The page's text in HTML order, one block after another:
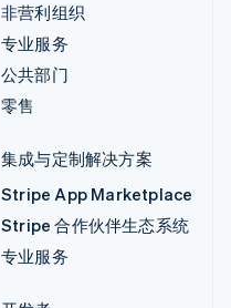
非营利组织
专业服务
公共部门
零售
集成与定制解决方案
Stripe App Marketplace
Stripe 合作伙伴生态系统
专业服务